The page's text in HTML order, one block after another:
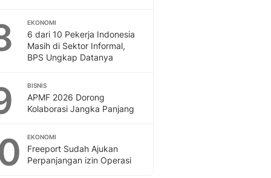
EKONOMI
6 dari 10 Pekerja Indonesia
Masih di Sektor Informal,
BPS Ungkap Datanya
BISNIS
APMF 2026 Dorong
Kolaborasi Jangka Panjang
EKONOMI
Freeport Sudah Ajukan
Perpanjangan izin Operasi